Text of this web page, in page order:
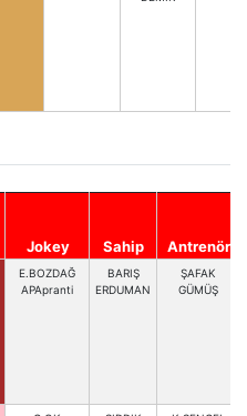
Jokey Sahip Antrenör
E.BOZDAĞ
APApranti
BARIŞ
ERDUMAN
ŞAFAK
GÜMÜŞ